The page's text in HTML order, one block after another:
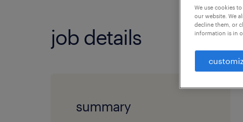
job details
summary
We use cookies
our website. We
decline them, or
information is in